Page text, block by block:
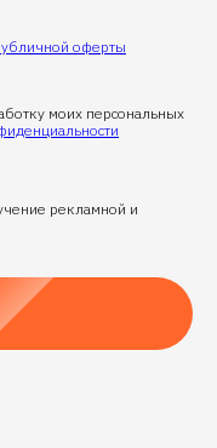
оферты
моих персональных
рекламной и